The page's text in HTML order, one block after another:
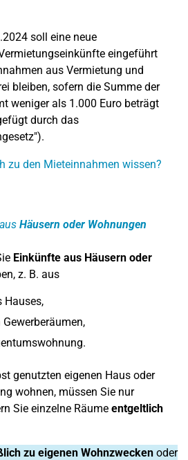
soll eine neue
eingeführt
aus Vermietung und
bleiben, sofern die Summe der
weniger als 1.000 Euro beträgt
durch das
zu den Mieteinnahmen wissen?
Häusern oder Wohnungen
Einkünfte aus Häusern oder
z. B. aus
Hauses,
genutzten eigenen Haus oder
wohnen, müssen Sie nur
Sie einzelne Räume entgeltlich
zu eigenen Wohnzwecken oder